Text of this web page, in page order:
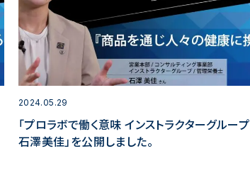
2024.05.29
「プロラボで働く意味 インストラクターグループ
石澤美佳」を公開しました。